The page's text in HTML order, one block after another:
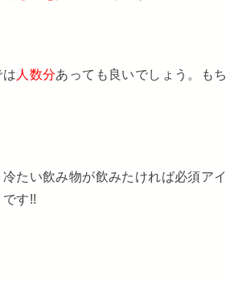
人数分あっても良いでしょう。もち
たい飲み物が飲みたければ必須アイ
す!!